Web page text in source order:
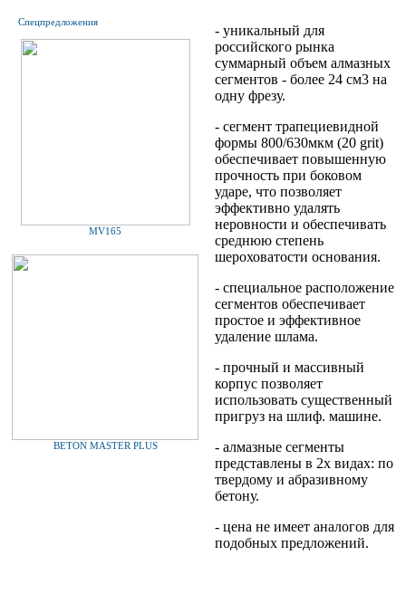
Спецпредложения
MV165
BETON MASTER PLUS
- уникальный для
российского рынка
суммарный объем алмазных
сегментов - более 24 см3 на
одну фрезу.
- сегмент трапециевидной
формы 800/630мкм (20 grit)
обеспечивает повышенную
прочность при боковом
ударе, что позволяет
эффективно удалять
неровности и обеспечивать
среднюю степень
шероховатости основания.
- специальное расположение
сегментов обеспечивает
простое и эффективное
удаление шлама.
- прочный и массивный
корпус позволяет
использовать существенный
пригруз на шлиф. машине.
- алмазные сегменты
представлены в 2х видах: по
твердому и абразивному
бетону.
- цена не имеет аналогов для
подобных предложений.